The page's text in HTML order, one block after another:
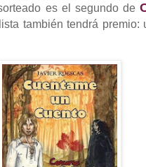
es el segundo de
también tendrá premio: